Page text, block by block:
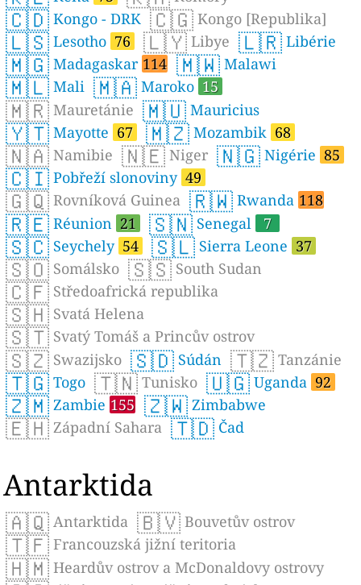
🇨🇩 Kongo - DRK 🇨🇬 Kongo [Republika]
🇱🇸 Lesotho 76 🇱🇾 Libye 🇱🇷 Libérie
🇲🇬 Madagaskar 114 🇲🇼 Malawi
🇲🇱 Mali 🇲🇦 Maroko 15
🇲🇷 Mauretánie 🇲🇺 Mauricius
🇾🇹 Mayotte 67 🇲🇿 Mozambik 68
🇳🇦 Namibie 🇳🇪 Niger 🇳🇬 Nigérie 85
🇨🇮 Pobřeží slonoviny 49
🇬🇶 Rovníková Guinea 🇷🇼 Rwanda 118
🇷🇪 Réunion 21 🇸🇳 Senegal 7
🇸🇨 Seychely 54 🇸🇱 Sierra Leone 37
🇸🇴 Somálsko 🇸🇸 South Sudan
🇨🇫 Středoafrická republika
🇸🇭 Svatá Helena
🇸🇹 Svatý Tomáš a Princův ostrov
🇸🇿 Swazijsko 🇸🇩 Súdán 🇹🇿 Tanzánie
🇹🇬 Togo 🇹🇳 Tunisko 🇺🇬 Uganda 92
🇿🇲 Zambie 155 🇿🇼 Zimbabwe
🇪🇭 Západní Sahara 🇹🇩 Čad
Antarktida
🇦🇶 Antarktida 🇧🇻 Bouvetův ostrov
🇹🇫 Francouzská jižní teritoria
🇭🇲 Heardův ostrov a McDonaldovy ostrovy